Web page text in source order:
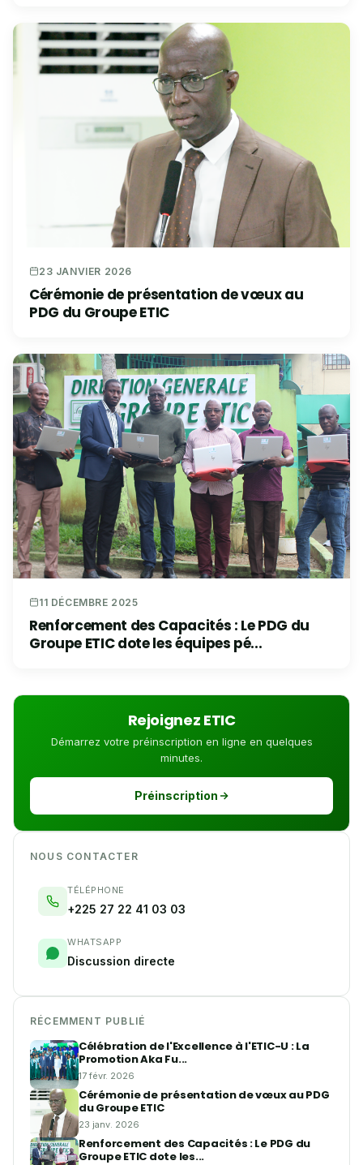
23 JANVIER 2026
Cérémonie de présentation de vœux au
PDG du Groupe ETIC
11 DÉCEMBRE 2025
Renforcement des Capacités : Le PDG du
Groupe ETIC dote les équipes pé...
Rejoignez ETIC
Démarrez votre préinscription en ligne en quelques
minutes.
Préinscription
NOUS CONTACTER
TÉLÉPHONE
+225 27 22 41 03 03
WHATSAPP
Discussion directe
RÉCEMMENT PUBLIÉ
Célébration de l'Excellence à l'ETIC-U : La
Promotion Aka Fu...
17 févr. 2026
Cérémonie de présentation de vœux au PDG
du Groupe ETIC
23 janv. 2026
Renforcement des Capacités : Le PDG du
Groupe ETIC dote les...